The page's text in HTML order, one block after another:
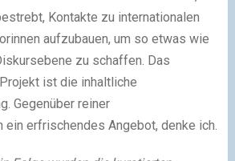
Kontakte zu internationalen
aufzubauen, um so etwas wie
zu schaffen. Das
ist die inhaltliche
Gegenüber reiner
ein erfrischendes Angebot, denke ich.